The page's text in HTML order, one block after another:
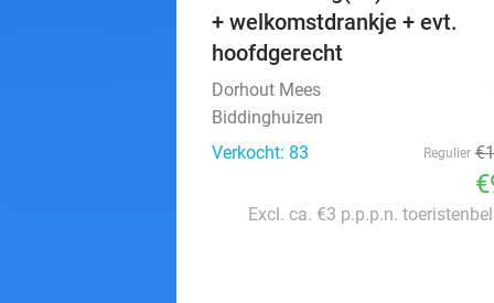
+ welkomstdrankje + evt.
hoofdgerecht
Dorhout Mees
Biddinghuizen
Verkocht: 83
Regulier
Excl. ca. €3 p.p.p.n.